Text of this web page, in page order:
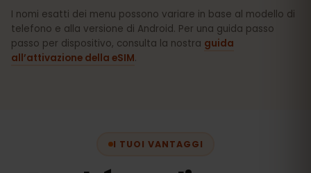
I nomi esatti dei menu possono variare in base al modello di
telefono e alla versione di Android. Per una guida passo
passo per dispositivo, consulta la nostra guida
all’attivazione della eSIM.
I TUOI VANTAGGI